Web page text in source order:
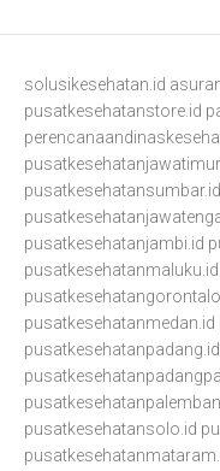
solusikesehatan.id
pusatkesehatanstore.id
pusatkesehatansumbar.id
pusatkesehatanjambi.id
pusatkesehatanmaluku.id
pusatkesehatanmedan.id
pusatkesehatanpadang.id
pusatkesehatansolo.id